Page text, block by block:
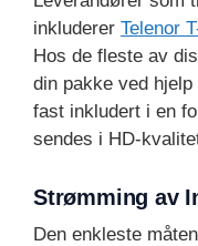
inkluderer Telenor
Hos de fleste av
din pakke ved
fast inkludert i en
sendes i HD-
Strømming av
Den enkleste